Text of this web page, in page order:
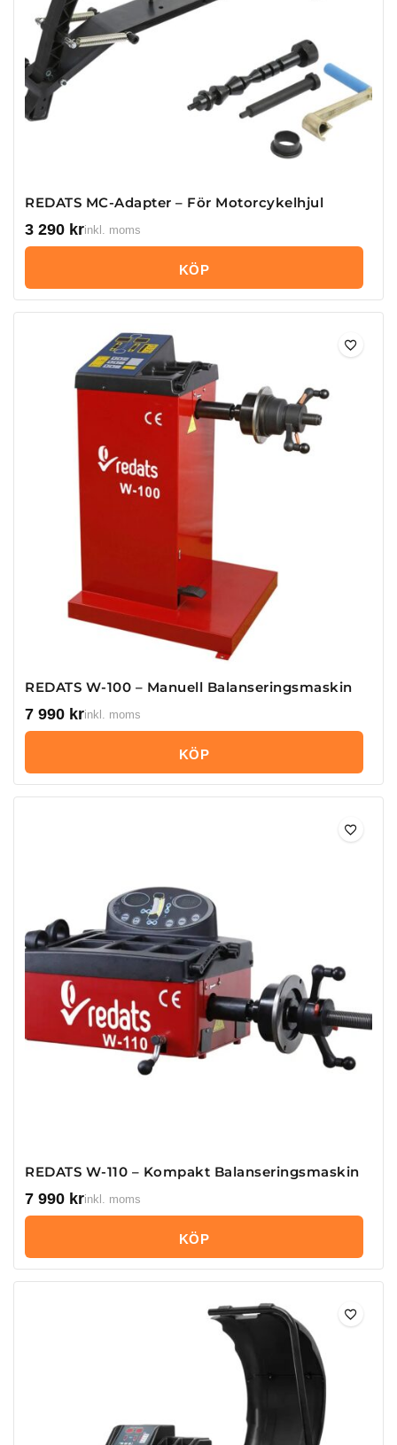
REDATS MC-Adapter – För Motorcykelhjul
3 290 krinkl. moms
KÖP
REDATS W-100 – Manuell Balanseringsmaskin
7 990 krinkl. moms
KÖP
REDATS W-110 – Kompakt Balanseringsmaskin
7 990 krinkl. moms
KÖP